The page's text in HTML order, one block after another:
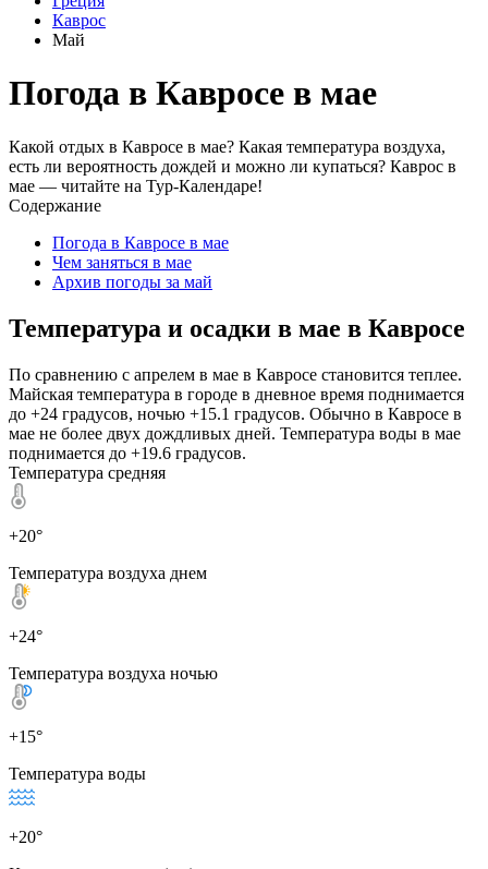
Каврос
Май
Погода в Кавросе в мае
Какой отдых в Кавросе в мае? Какая температура воздуха,
есть ли вероятность дождей и можно ли купаться? Каврос в
мае — читайте на Тур-Календаре!
Содержание
Погода в Кавросе в мае
Чем заняться в мае
Архив погоды за май
Температура и осадки в мае в Кавросе
По сравнению с апрелем в мае в Кавросе становится теплее.
Майская температура в городе в дневное время поднимается
до +24 градусов, ночью +15.1 градусов. Обычно в Кавросе в
мае не более двух дождливых дней. Температура воды в мае
поднимается до +19.6 градусов.
Температура средняя
+20°
Температура воздуха днем
+24°
Температура воздуха ночью
+15°
Температура воды
+20°